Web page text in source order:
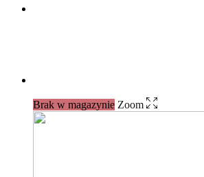
Brak w magazynie Zoom